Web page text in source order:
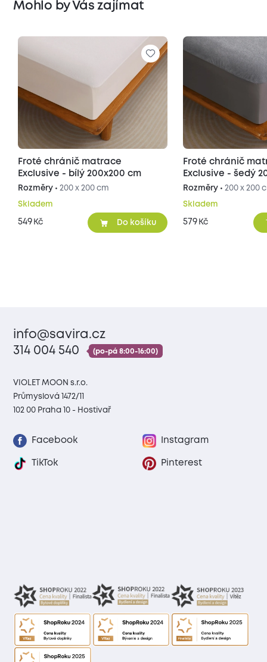
Mohlo by Vás zajímat
Froté chránič matrace
Exclusive - bílý 200x200 cm
Rozměry • 200 x 200 cm
Skladem
549 Kč Do košíku
Froté chránič
Exclusive - šedý
Rozměry •200 x 200
Skladem
579 Kč
info@savira.cz
314 004 540
(po-pá 8:00-16:00)
VIOLET MOON s.r.o.
Průmyslová 1472/11
102 00 Praha 10 - Hostivař
Facebook Instagram
TikTok Pinterest